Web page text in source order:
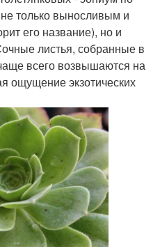
только выносливым и
его название), но и
листья, собранные в
всего возвышаются на
ощущение экзотических